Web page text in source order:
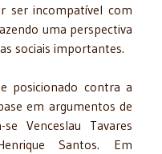
ser incompatível com
uma perspectiva
sociais importantes.
posicionado contra a
em argumentos de
Venceslau Tavares
Santos. Em